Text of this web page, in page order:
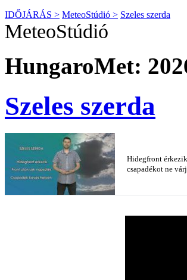
IDŐJÁRÁS > MeteoStúdió > Szeles szerda
MeteoStúdió
HungaroMet:
Szeles szerda
Hidegfront
csapadékot ne